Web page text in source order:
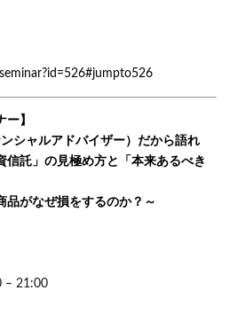
】
シャルアドバイザー）だから語れ
信託」の見極め方と「本来あるべき
品がなぜ損をするのか？～
– 21:00